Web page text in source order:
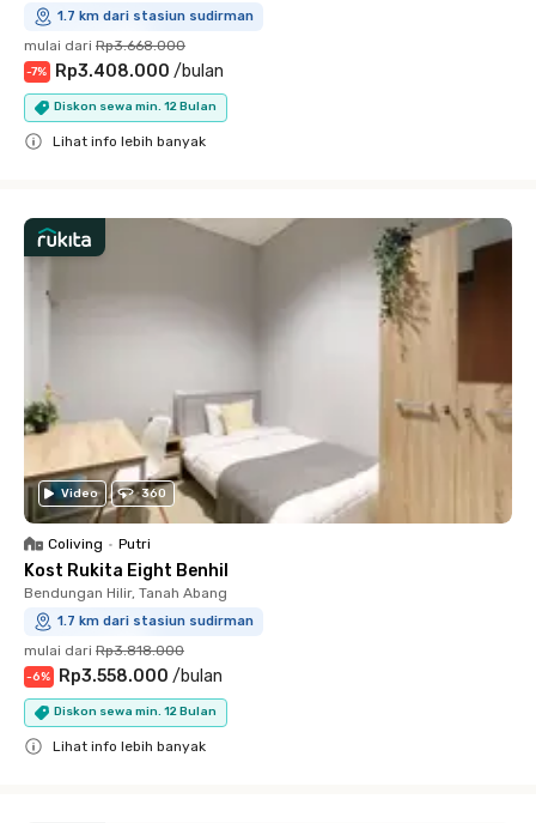
1.7 km dari stasiun sudirman
mulai dari Rp3.668.000
-7% Rp3.408.000 /bulan
Diskon sewa min. 12 Bulan
Lihat info lebih banyak
Video 360
Coliving • Putri
Kost Rukita Eight Benhil
Bendungan Hilir, Tanah Abang
1.7 km dari stasiun sudirman
mulai dari Rp3.818.000
-6% Rp3.558.000 /bulan
Diskon sewa min. 12 Bulan
Lihat info lebih banyak